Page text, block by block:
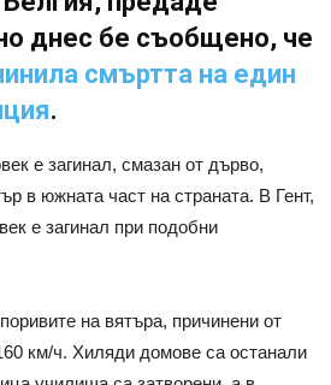
днес бе съобщено, че
смъртта на един
.
е загинал, смазан от дърво,
в южната част на страната. В Гент,
е загинал при подобни
поривите на вятъра, причинени от
км/ч. Хиляди домове са останали